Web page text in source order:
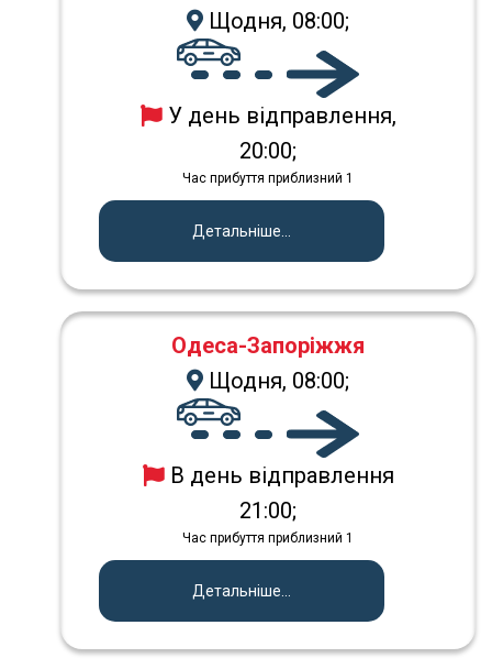
Щодня, 08:00;
У день відправлення,
20:00;
Час прибуття приблизний 1
Детальніше...
Одеса-Запоріжжя
Щодня, 08:00;
В день відправлення
21:00;
Час прибуття приблизний 1
Детальніше...